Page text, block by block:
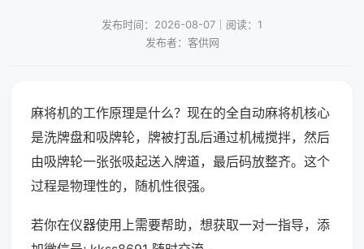
发布时间：2026-08-07｜阅读：1
发布者：客供网
麻将机的工作原理是什么？现在的全自动麻将机核心
是洗牌盘和吸牌轮，牌被打乱后通过机械搅拌，然后
由吸牌轮一张张吸起送入牌道，最后码放整齐。这个
过程是物理性的，随机性很强。
若你在仪器使用上需要帮助，想获取一对一指导，添